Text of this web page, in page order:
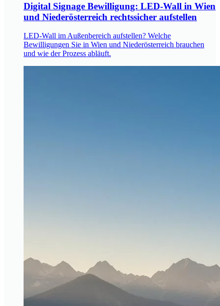
Digital Signage Bewilligung: LED-Wall in Wien
und Niederösterreich rechtssicher aufstellen
LED-Wall im Außenbereich aufstellen? Welche
Bewilligungen Sie in Wien und Niederösterreich brauchen
und wie der Prozess abläuft.